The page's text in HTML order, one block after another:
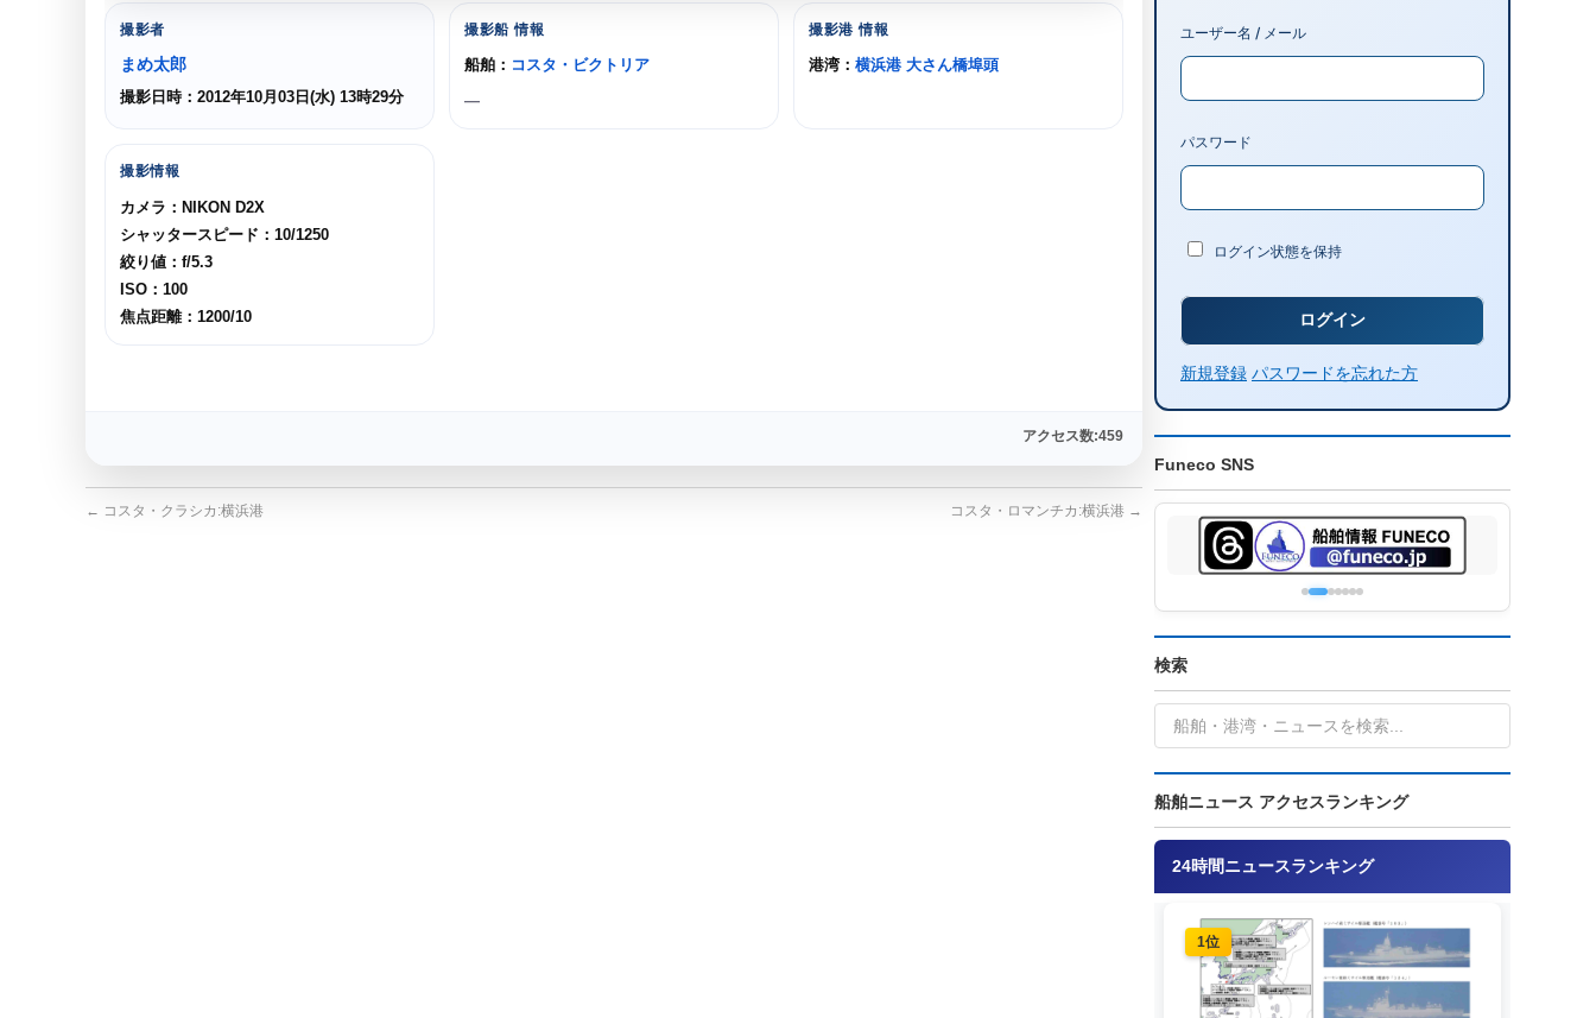
撮影者
まめ太郎
撮影日時：2012年10月03日(水) 13時29分
撮影船 情報
船舶： コスタ・ビクトリア
—
撮影港 情報
港湾： 横浜港 大さん橋埠頭
撮影情報
カメラ：NIKON D2X
シャッタースピード：10/1250
絞り値：f/5.3
ISO：100
焦点距離：1200/10
アクセス数:459
← コスタ・クラシカ:横浜港 コスタ・ロマンチカ:横浜港 →
ユーザー名 / メール
パスワード
ログイン状態を保持
新規登録 パスワードを忘れた方
Funeco SNS
検索
船舶ニュース アクセスランキング
24時間ニュースランキング
1位